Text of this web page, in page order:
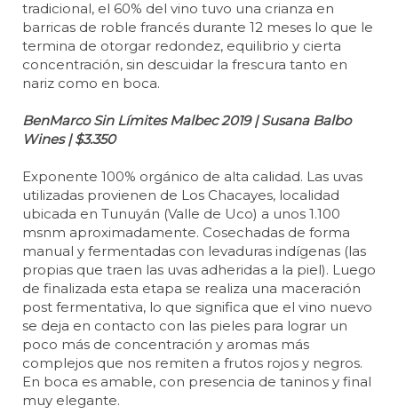
tradicional, el 60% del vino tuvo una crianza en
barricas de roble francés durante 12 meses lo que le
termina de otorgar redondez, equilibrio y cierta
concentración, sin descuidar la frescura tanto en
nariz como en boca.
BenMarco Sin Límites Malbec 2019 | Susana Balbo
Wines | $3.350
Exponente 100% orgánico de alta calidad. Las uvas
utilizadas provienen de Los Chacayes, localidad
ubicada en Tunuyán (Valle de Uco) a unos 1.100
msnm aproximadamente. Cosechadas de forma
manual y fermentadas con levaduras indígenas (las
propias que traen las uvas adheridas a la piel). Luego
de finalizada esta etapa se realiza una maceración
post fermentativa, lo que significa que el vino nuevo
se deja en contacto con las pieles para lograr un
poco más de concentración y aromas más
complejos que nos remiten a frutos rojos y negros.
En boca es amable, con presencia de taninos y final
muy elegante.